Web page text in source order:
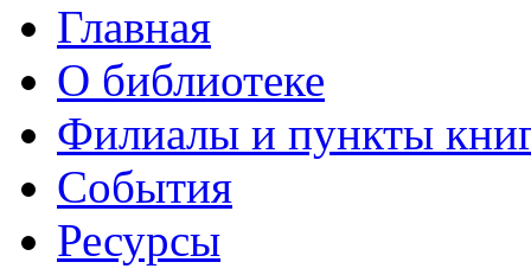
Главная
О библиотеке
Филиалы и пункты
События
Ресурсы